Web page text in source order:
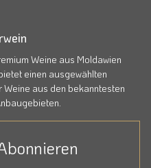
Weine aus Moldawien
einen ausgewählten
aus den bekanntesten